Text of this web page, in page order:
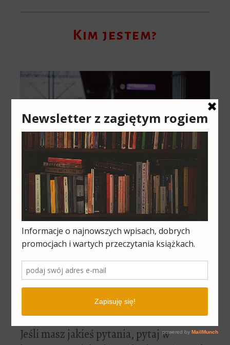
Kim jestem?
Cześć, jestem Pola i bardzo się cieszę, że
udało Ci się trafić na moją stronę, na
której piszę o książkach, czasopismach i
wszystkim, co związane z życiem
literackim. Skoro tu jesteś, to pewnie tak
jak i ja - uwielbiasz czytać.
Jeśli masz jakieś pytania, pytaj w